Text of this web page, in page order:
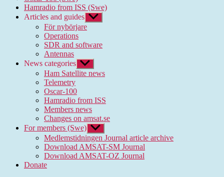
Hamradio from ISS (Swe)
Articles and guides Show
sub
För nybörjare
Operations
SDR and software
Antennas
News categories Show
sub
menu
Ham Satellite news
Telemetry
Oscar-100
Hamradio from ISS
Members news
Changes on amsat.se
For members (Swe) Show
sub
menu
Medlemstidningen Journal article archive
Download AMSAT-SM Journal
Download AMSAT-OZ Journal
Donate